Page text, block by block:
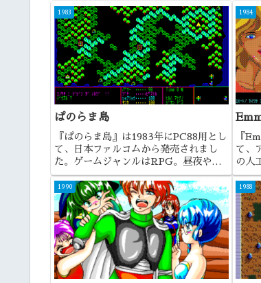
1983
ぱのらま島
『ぱのらま島』は1983年にPC88用とし
て、日本ファルコムから発売されまし
た。ゲームジャンルはRPG。昼夜や時
間の概念があるリアルタイム進行のゲー
ムでした。
1984
『
て、
の人
ます
1990 1988